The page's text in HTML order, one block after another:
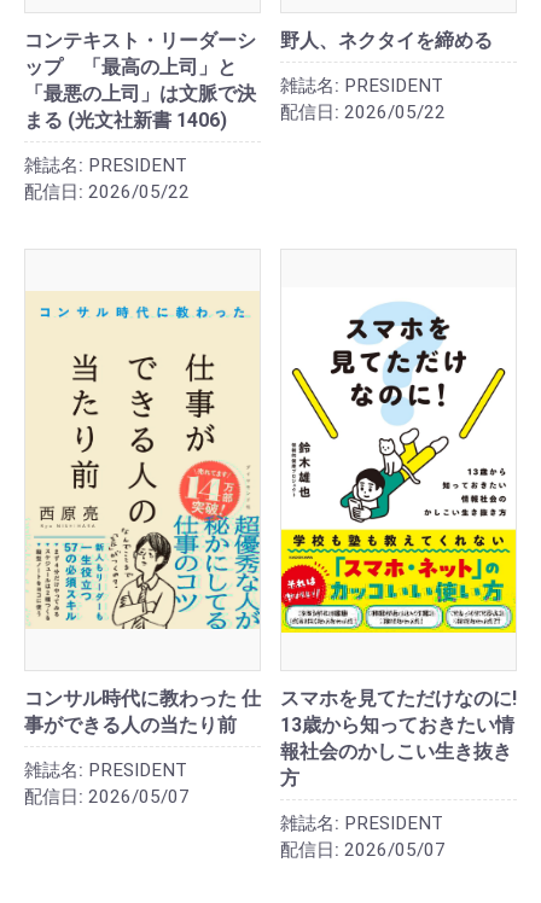
コンテキスト・リーダーシ
ップ 「最高の上司」と
「最悪の上司」は文脈で決
まる (光文社新書 1406)
雑誌名: PRESIDENT
配信日: 2026/05/22
野人、ネクタイを締める
雑誌名: PRESIDENT
配信日: 2026/05/22
コンサル時代に教わった 仕
事ができる人の当たり前
雑誌名: PRESIDENT
配信日: 2026/05/07
スマホを見てただけなのに!
13歳から知っておきたい情
報社会のかしこい生き抜き
方
雑誌名: PRESIDENT
配信日: 2026/05/07